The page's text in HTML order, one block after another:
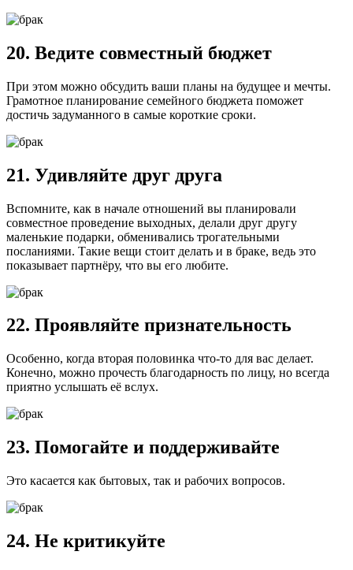
20. Ведите совместный бюджет
При этом можно обсудить ваши планы на будущее и мечты.
Грамотное планирование семейного бюджета поможет
достичь задуманного в самые короткие сроки.
21. Удивляйте друг друга
Вспомните, как в начале отношений вы планировали
совместное проведение выходных, делали друг другу
маленькие подарки, обменивались трогательными
посланиями. Такие вещи стоит делать и в браке, ведь это
показывает партнёру, что вы его любите.
22. Проявляйте признательность
Особенно, когда вторая половинка что-то для вас делает.
Конечно, можно прочесть благодарность по лицу, но всегда
приятно услышать её вслух.
23. Помогайте и поддерживайте
Это касается как бытовых, так и рабочих вопросов.
24. Не критикуйте